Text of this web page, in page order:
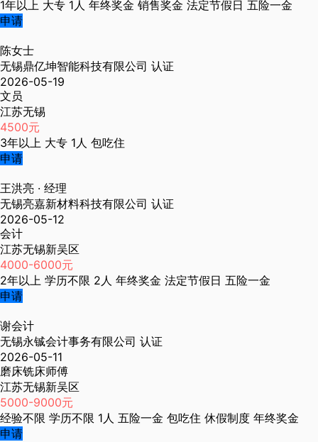
1年以上 大专 1人 年终奖金 销售奖金 法定节假日 五险一金
申请
陈女士
无锡鼎亿坤智能科技有限公司 认证
2026-05-19
文员
江苏无锡
4500元
3年以上 大专 1人 包吃住
申请
王洪亮 · 经理
无锡亮嘉新材料科技有限公司 认证
2026-05-12
会计
江苏无锡新吴区
4000-6000元
2年以上 学历不限 2人 年终奖金 法定节假日 五险一金
申请
谢会计
无锡永铖会计事务有限公司 认证
2026-05-11
磨床铣床师傅
江苏无锡新吴区
5000-9000元
经验不限 学历不限 1人 五险一金 包吃住 休假制度 年终奖金
申请